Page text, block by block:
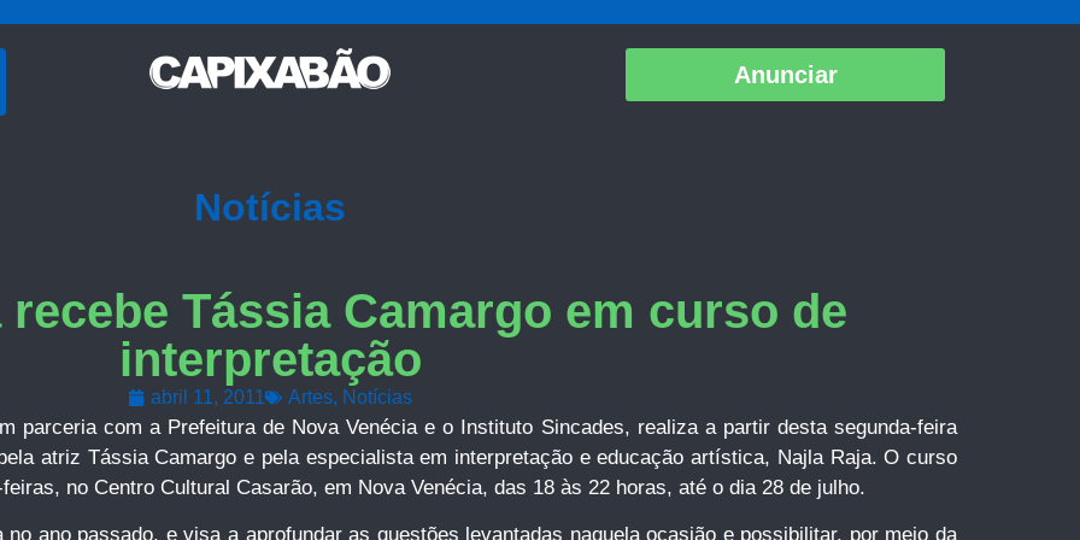
Anunciar
Notícias
recebe Tássia Camargo em curso de
interpretação
abril 11, 2011 Artes, Notícias
parceria com a Prefeitura de Nova Venécia e o Instituto Sincades, realiza a partir desta segunda-feira
atriz Tássia Camargo e pela especialista em interpretação e educação artística, Najla Raja. O curso
no Centro Cultural Casarão, em Nova Venécia, das 18 às 22 horas, até o dia 28 de julho.
ano passado, e visa a aprofundar as questões levantadas naquela ocasião e possibilitar, por meio da